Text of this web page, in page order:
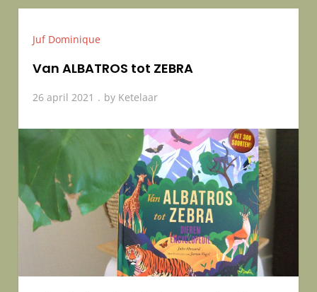
Juf Dominique
Van ALBATROS tot ZEBRA
26 april 2021 by Ketelaar